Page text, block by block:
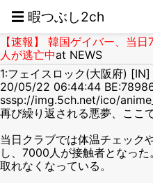
☰ 暇つぶし2ch
【速報】 韓国ゲイバー、当
人が逃亡中at NEWS
1:フェイスロック(大阪府) [IN]
20/05/22 06:44:44
sssp://img.5ch.net/ico/
再び繰り返される悪夢、ここ
当日クラブでは体温チェック
し、7000人が接触者となっ
取れなくなっている。